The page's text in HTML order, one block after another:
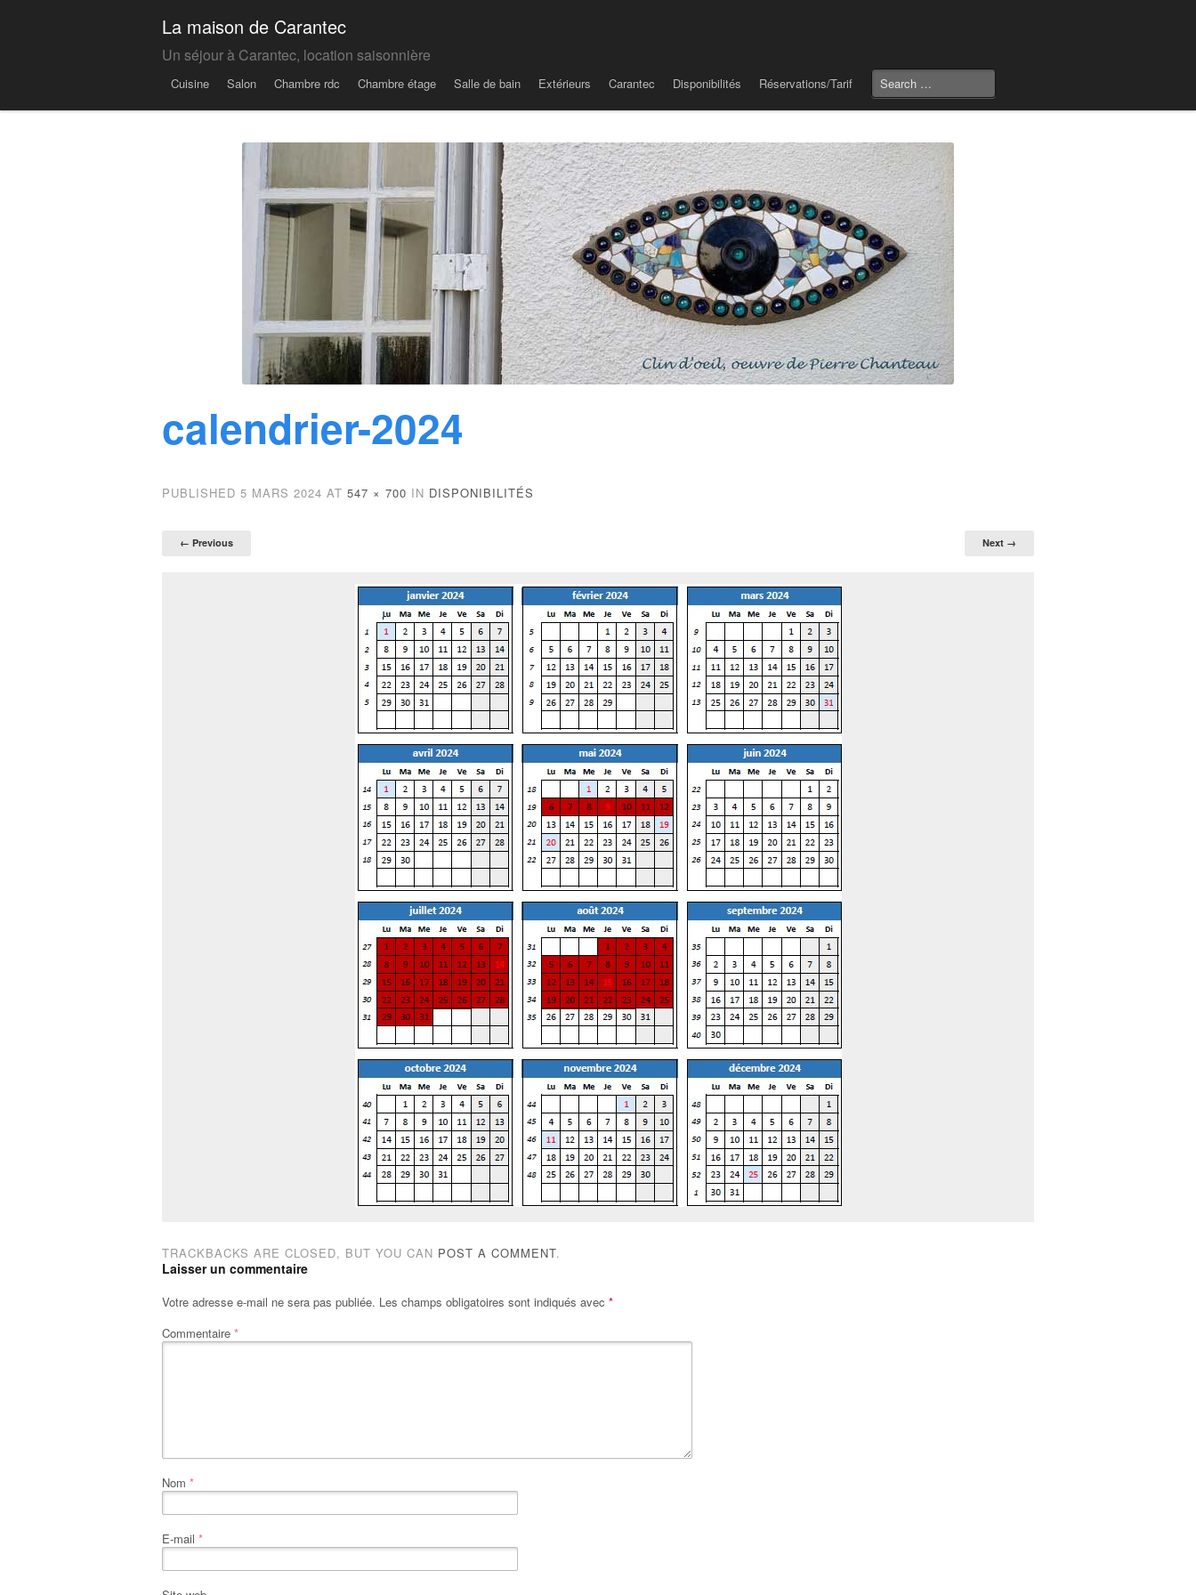
La maison de Carantec
Un séjour à Carantec, location saisonnière
Menu
Cuisine Salon Chambre rdc Chambre étage Salle de bain Extérieurs Carantec Disponibilités Réservations/Tarif
calendrier-2024
PUBLISHED 5 MARS 2024 AT 547 × 700 IN DISPONIBILITÉS
← Previous Next →
TRACKBACKS ARE CLOSED, BUT YOU CAN POST A COMMENT.
Laisser un commentaire
Votre adresse e-mail ne sera pas publiée. Les champs obligatoires sont indiqués avec *
Commentaire *
Nom *
E-mail *